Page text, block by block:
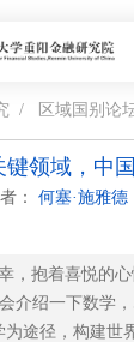
/ 区域国别论
领域，中
： 何塞·施雅德
，抱着喜悦的
介绍一下数学，
途径，构建世